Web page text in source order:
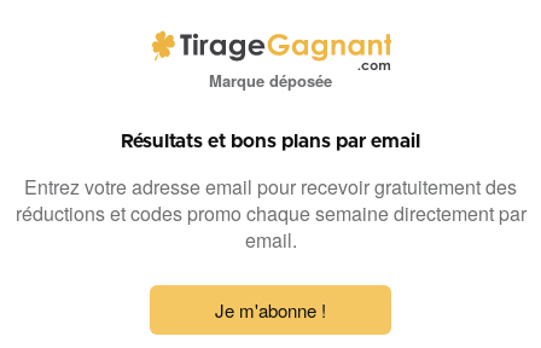
Marque déposée
Résultats et bons plans par email
Entrez votre adresse email pour recevoir gratuitement des
réductions et codes promo chaque semaine directement par
email.
Je m'abonne !